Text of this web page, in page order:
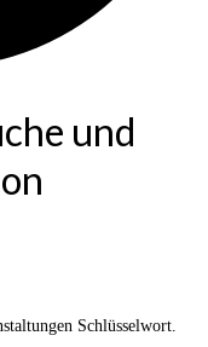
und
Schlüsselwort.